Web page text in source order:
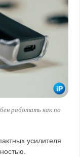
работать как по
усилителя